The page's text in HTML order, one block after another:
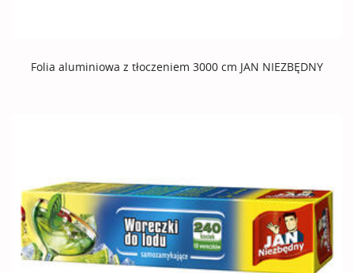
Folia aluminiowa z tłoczeniem 3000 cm JAN NIEZBĘDNY